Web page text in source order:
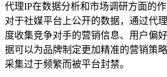
代理IP在数据分析和市场调研方面的
对于社媒平台上公开的数据，通过代
度收集竞争对手的营销信息、用户偏
据可以为品牌制定更加精准的营销策
采集过于频繁而被平台封禁。